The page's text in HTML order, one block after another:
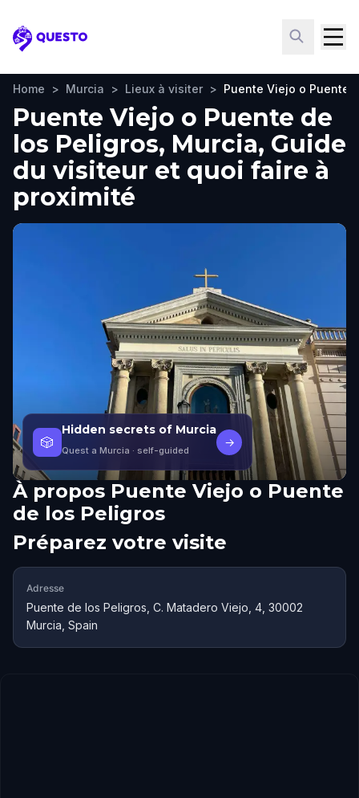
Questo
Home > Murcia > Lieux à visiter > Puente Viejo o Puente
Puente Viejo o Puente de
los Peligros, Murcia, Guide
du visiteur et quoi faire à
proximité
🎲
Hidden secrets of Murcia
Quest a Murcia · self-guided
→
À propos Puente Viejo o Puente
de los Peligros
Préparez votre visite
Adresse
Puente de los Peligros, C. Matadero Viejo, 4, 30002
Murcia, Spain